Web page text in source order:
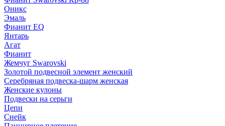
Оникс
Эмаль
Фианит EQ
Янтарь
Агат
Фианит
Жемчуг Swarovski
Золотой подвесной элемент женcкий
Серебряная подвеска-шарм женская
Женские кулоны
Подвески на серьги
Цепи
Снейк